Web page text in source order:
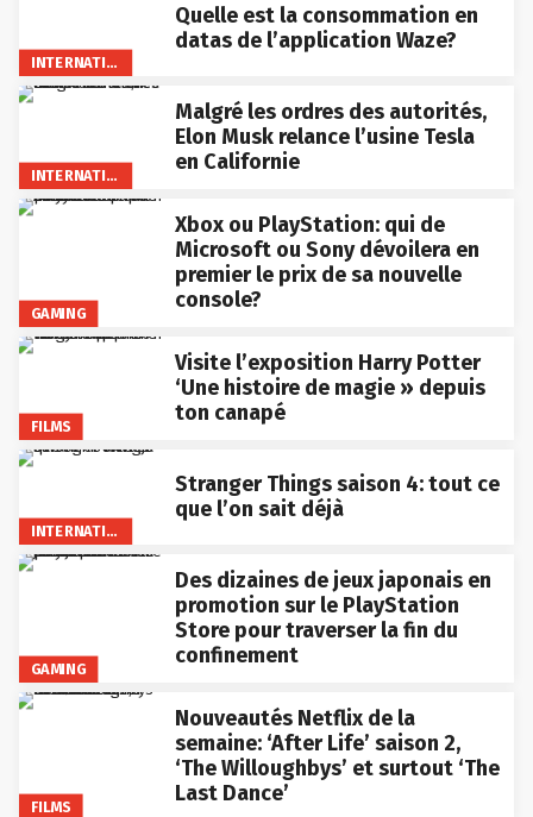
Quelle est la consommation en
datas de l’application Waze?
Malgré les ordres des autorités,
Elon Musk relance l’usine Tesla
en Californie
GAMING
Xbox ou PlayStation: qui de
Microsoft ou Sony dévoilera en
premier le prix de sa nouvelle
console?
FILMS
Visite l’exposition Harry Potter
‘Une histoire de magie » depuis
ton canapé
Stranger Things saison 4: tout ce
que l’on sait déjà
GAMING
Des dizaines de jeux japonais en
promotion sur le PlayStation
Store pour traverser la fin du
confinement
FILMS
Nouveautés Netflix de la
semaine: ‘After Life’ saison 2,
‘The Willoughbys’ et surtout ‘The
Last Dance’